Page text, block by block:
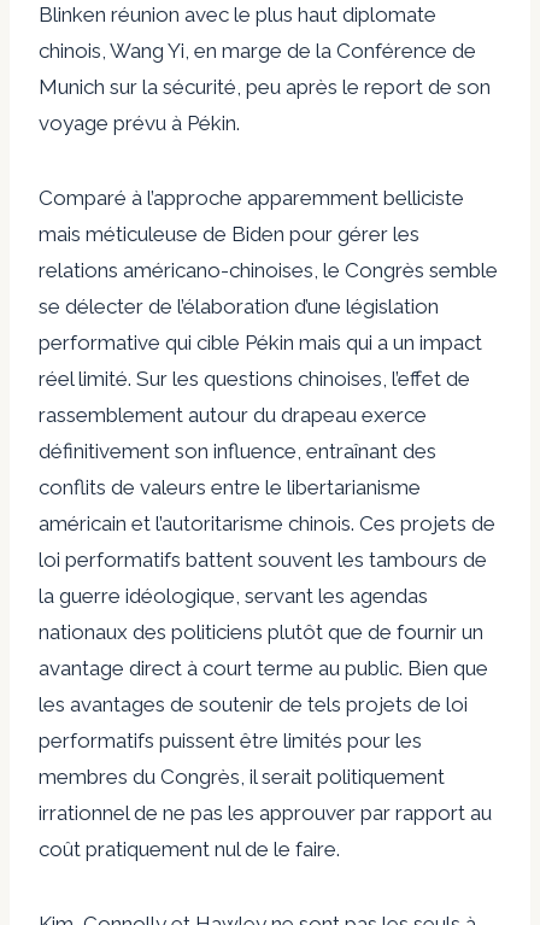
Blinken réunion avec le plus haut diplomate
chinois, Wang Yi, en marge de la Conférence de
Munich sur la sécurité, peu après le report de son
voyage prévu à Pékin.
Comparé à l’approche apparemment belliciste
mais méticuleuse de Biden pour gérer les
relations américano-chinoises, le Congrès semble
se délecter de l’élaboration d’une législation
performative qui cible Pékin mais qui a un impact
réel limité. Sur les questions chinoises, l’effet de
rassemblement autour du drapeau exerce
définitivement son influence, entraînant des
conflits de valeurs entre le libertarianisme
américain et l’autoritarisme chinois. Ces projets de
loi performatifs battent souvent les tambours de
la guerre idéologique, servant les agendas
nationaux des politiciens plutôt que de fournir un
avantage direct à court terme au public. Bien que
les avantages de soutenir de tels projets de loi
performatifs puissent être limités pour les
membres du Congrès, il serait politiquement
irrationnel de ne pas les approuver par rapport au
coût pratiquement nul de le faire.